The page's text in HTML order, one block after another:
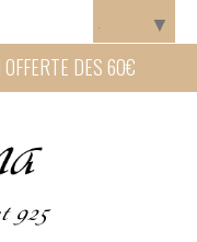
DES 60€
925
▼